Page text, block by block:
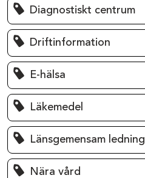
Diagnostiskt centrum
Driftinformation
E-hälsa
Läkemedel
Länsgemensam ledning
Nära vård